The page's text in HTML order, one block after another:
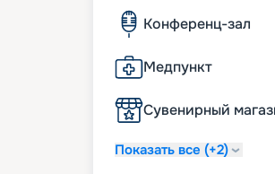
Конференц-зал
Медпункт
Сувенирный
Показать все (+2)